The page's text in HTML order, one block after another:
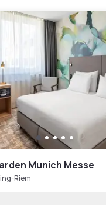
Munich Messe
Riem